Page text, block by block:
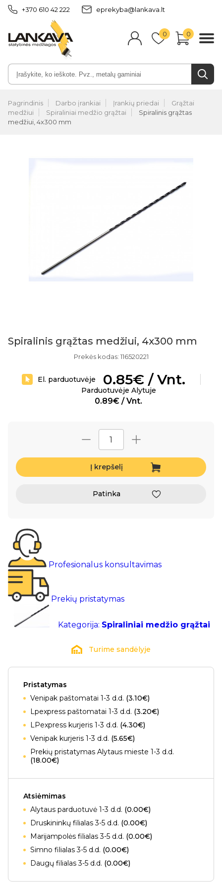
+370 610 42 222 eprekyba@lankava.lt
0 0
Pagrindinis Darbo įrankiai Įrankių priedai
Grąžtai
medžiui
Spiraliniai medžio grąžtai
Spiralinis grąžtas
medžiui, 4x300 mm
Spiralinis grąžtas medžiui, 4x300 mm
Prekės kodas: 116520221
El. parduotuvėje 0.85€ / Vnt.
Parduotuvėje Alytuje
0.89€ / Vnt.
Į krepšelį
Patinka
Profesionalus konsultavimas
Prekių pristatymas
Kategorija: Spiraliniai medžio grąžtai
Turime sandėlyje
Pristatymas
Venipak paštomatai 1-3 d.d. (3.10€)
Lpexpress paštomatai 1-3 d.d. (3.20€)
LPexpress kurjeris 1-3 d.d. (4.30€)
Venipak kurjeris 1-3 d.d. (5.65€)
Prekių pristatymas Alytaus mieste 1-3 d.d.
(18.00€)
Atsiėmimas
Alytaus parduotuvė 1-3 d.d. (0.00€)
Druskininkų filialas 3-5 d.d. (0.00€)
Marijampolės filialas 3-5 d.d. (0.00€)
Simno filialas 3-5 d.d. (0.00€)
Daugų filialas 3-5 d.d. (0.00€)